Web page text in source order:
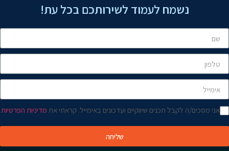
נשמח לעמוד לשירותכם בכל עת!
אני מסכים/ה לקבל תכנים שיווקיים ועדכונים באימייל. קראתי אתמדיניות הפרטיות
שליחה